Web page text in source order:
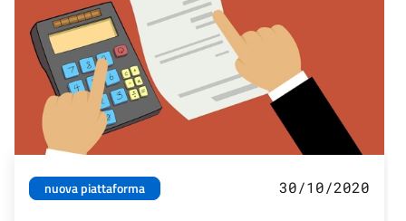
nuova piattaforma 30/10/2020